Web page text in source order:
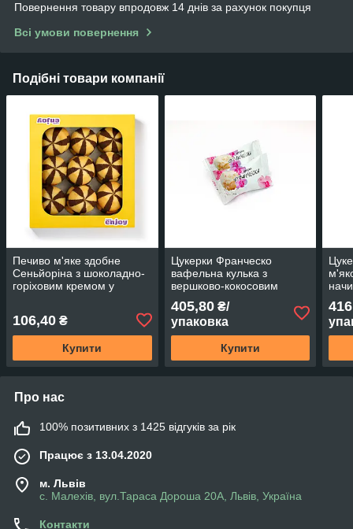
Повернення товару впродовж 14 днів за рахунок покупця
Всі умови повернення
Подібні товари компанії
Печиво м'яке здобне
Сеньйоріна з шоколадно-
горіховим кремом у
106,40 ₴
Купити
Цукерки Франческо
вафельна кулька з
вершково-кокосовим
кокосовою стружкою 1.5 кг.
405,80₴/
упаковка
Купити
Про нас
100% позитивних з 1425 відгуків за рік
Працює з 13.04.2020
м. Львів
с. Малехів, вул.Тараса Дороша 20А, Львів, Україна
Контакти